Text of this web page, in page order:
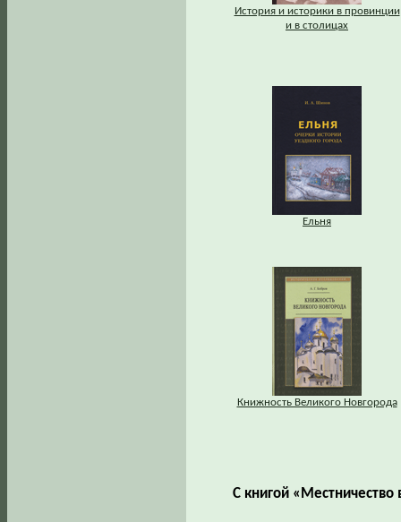
История и историки в провинции
и в столицах
Ельня
Книжность Великого Новгорода
С книгой